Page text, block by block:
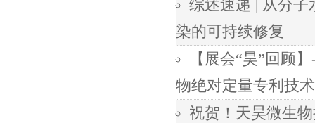
综述速递 | 从分
染的可持续修复
【展会“昊”回顾
物绝对定量专利技
祝贺！天昊微生